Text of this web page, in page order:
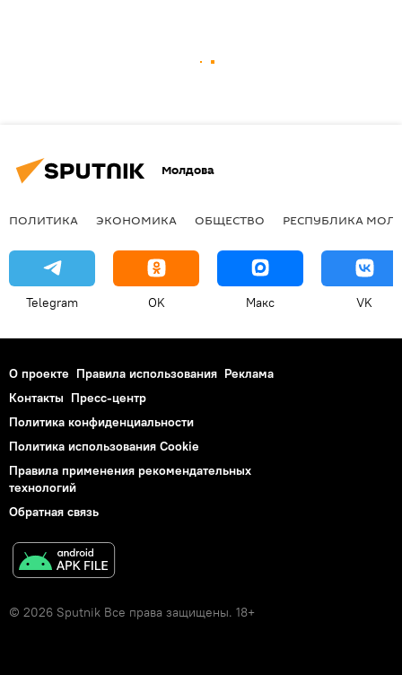
Молдова
ПОЛИТИКА ЭКОНОМИКА ОБЩЕСТВО РЕСПУБЛИКА
Telegram OK Макс VK
О проекте Правила использования Реклама
Контакты Пресс-центр
Политика конфиденциальности
Политика использования Cookie
Правила применения рекомендательных
технологий
Обратная связь
© 2026 Sputnik Все права защищены. 18+